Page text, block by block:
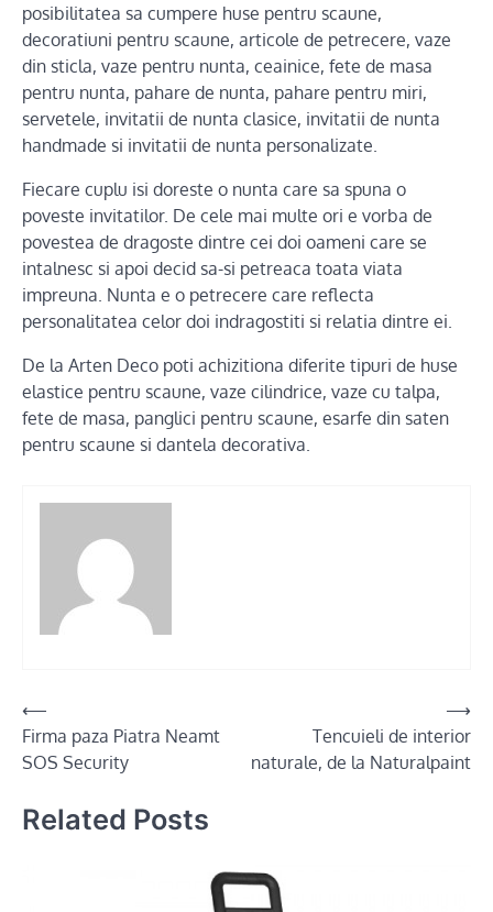
posibilitatea sa cumpere huse pentru scaune,
decoratiuni pentru scaune, articole de petrecere, vaze
din sticla, vaze pentru nunta, ceainice, fete de masa
pentru nunta, pahare de nunta, pahare pentru miri,
servetele, invitatii de nunta clasice, invitatii de nunta
handmade si invitatii de nunta personalizate.
Fiecare cuplu isi doreste o nunta care sa spuna o
poveste invitatilor. De cele mai multe ori e vorba de
povestea de dragoste dintre cei doi oameni care se
intalnesc si apoi decid sa-si petreaca toata viata
impreuna. Nunta e o petrecere care reflecta
personalitatea celor doi indragostiti si relatia dintre ei.
De la Arten Deco poti achizitiona diferite tipuri de huse
elastice pentru scaune, vaze cilindrice, vaze cu talpa,
fete de masa, panglici pentru scaune, esarfe din saten
pentru scaune si dantela decorativa.
Post
navigation
⟵
Firma paza Piatra Neamt
SOS Security
Tencuieli de interior
naturale, de la Naturalpaint
⟶
Related Posts